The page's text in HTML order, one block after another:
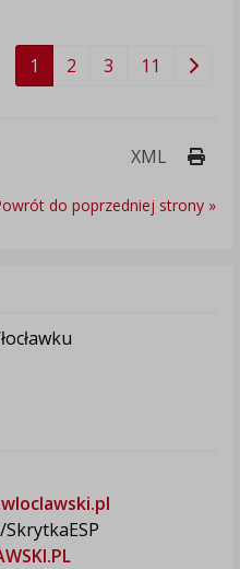
1 2 3 11
XML
do poprzedniej strony »